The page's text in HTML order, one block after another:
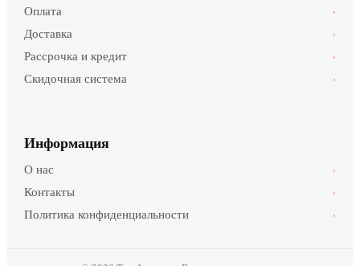
Оплата ›
Доставка ›
Рассрочка и кредит ›
Скидочная система ›
Информация
О нас ›
Контакты ›
Политика конфиденциальности ›